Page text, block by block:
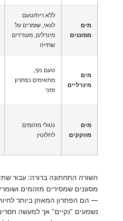
מים
מסוננים
ללא ריח/טעם
לוואי, שומרים על
מינרלים, מעודדים
שתייה
מים
מינרליים
טעם נקי,
מתאימים כפתרון
זמני
מים
מזוקקים
נטולי מזהמים
לחלוטין
השורה התחתונה ברורה: עבור
מסוננים שמסירים מזהמים
— הם הפתרון המאוזן ביותר
נשמעים "נקיים" אך למעשה חסרים